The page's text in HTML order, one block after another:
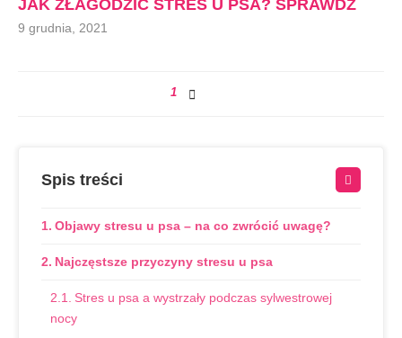
JAK ZŁAGODZIĆ STRES U PSA? SPRAWDŹ
9 grudnia, 2021
1
Spis treści
Objawy stresu u psa – na co zwrócić uwagę?
Najczęstsze przyczyny stresu u psa
Stres u psa a wystrzały podczas sylwestrowej
nocy